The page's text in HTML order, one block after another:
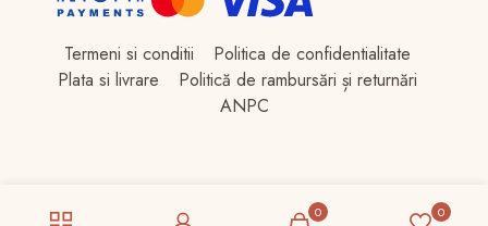
Termeni si conditii
Politica de confidentialitate
Plata si livrare
Politică de rambursări și returnări
ANPC
0 0